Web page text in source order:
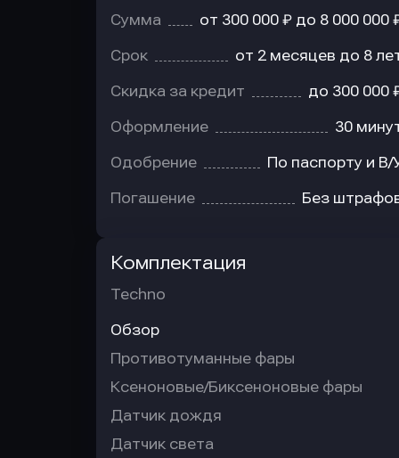
Сумма от 300 000 ₽ до 8 000 000
Срок от 2 месяцев до 8
Скидка за кредит до 300 000
Оформление 30
Одобрение По паспорту и В/
Погашение Без
Комплектация
Techno
Обзор
Противотуманные фары
Ксеноновые/Биксеноновые фары
Датчик дождя
Датчик света